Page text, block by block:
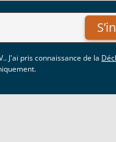
J'ai pris connaissance de la